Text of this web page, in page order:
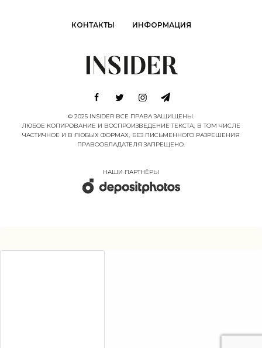
КОНТАКТЫ ИНФОРМАЦИЯ
© 2025 INSIDER ВСЕ ПРАВА ЗАЩИЩЕНЫ.
ЛЮБОЕ КОПИРОВАНИЕ И ВОСПРОИЗВЕДЕНИЕ ТЕКСТА, В ТОМ ЧИСЛЕ
ЧАСТИЧНОЕ И В ЛЮБЫХ ФОРМАХ, БЕЗ ПИСЬМЕННОГО РАЗРЕШЕНИЯ
ПРАВООБЛАДАТЕЛЯ ЗАПРЕЩЕНО.
НАШИ ПАРТНËРЫ